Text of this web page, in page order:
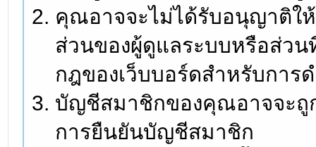
คุณอาจจะไม่ได้รับอนุญาติใ
ส่วนของผู้ดูแลระบบหรือส่ว
กฎของเว็บบอร์ดสำหรับการ
บัญชีสมาชิกของคุณอาจจะถู
การยืนยันบัญชีสมาชิก